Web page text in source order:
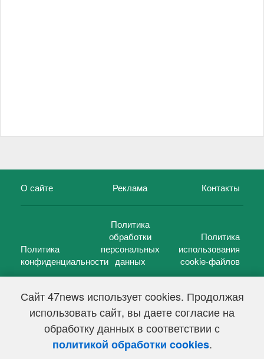
Сайт 47news использует cookies. Продолжая
использовать сайт, вы даете согласие на
обработку данных в соответствии с
политикой обработки cookies.
О сайте Реклама Контакты
Политика
конфиденциальности
Политика
обработки
персональных
данных
Политика
использования
cookie-файлов
47 новостей (47 news)2005 — 2026 г.
Свидетельство о регистрации СМИ Эл № ФС 77-39848, выдано
Федеральной службой по надзору в сфере связи,
информационных технологий и массовых коммуникаций